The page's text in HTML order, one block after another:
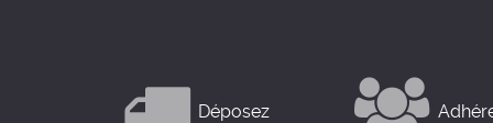
Déposez